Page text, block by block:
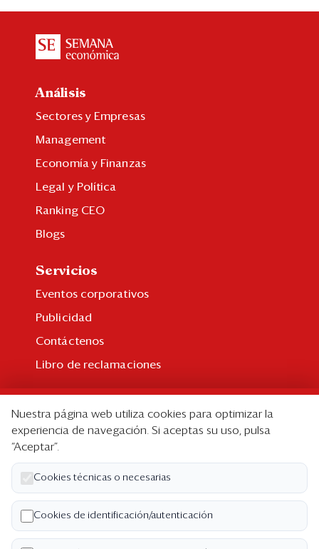
Análisis
Sectores y Empresas
Management
Economía y Finanzas
Legal y Política
Ranking CEO
Blogs
Servicios
Eventos corporativos
Publicidad
Contáctenos
Libro de reclamaciones
Suscripción individual
Paquetes corporativos
Edición Impresa
Nosotros
Quiénes somos
Nuestra página web utiliza cookies para optimizar la
experiencia de navegación. Si aceptas su uso, pulsa
“Aceptar”.
Cookies técnicas o necesarias
Cookies de identificación/autenticación